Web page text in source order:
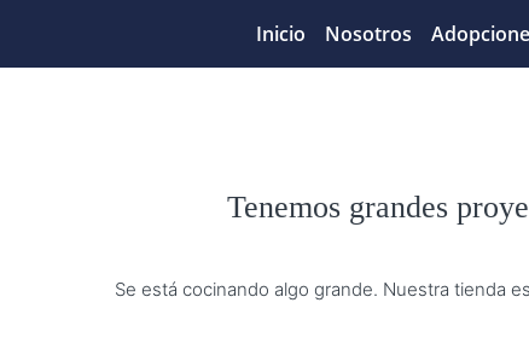
Inicio Nosotros
Tenemos grandes
Se está cocinando algo grande. Nuestra tienda